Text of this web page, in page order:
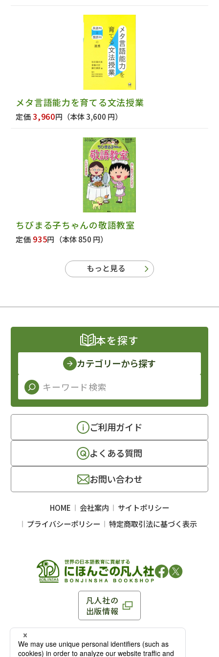
メタ言語能力を育てる文法授業
定価3,960円 （本体 3,600 円）
ちびまる子ちゃんの敬語教室
定価 935円 （本体 850 円）
もっと見る
凡人社の
出版情報
〒102-0093 東京都千代田区平河町 1-3-13 8F
TEL：03-3263-3959／FAX：03-3263-3116
本を探す
カテゴリーから探す
ご利用ガイド
よくある質問
お問い合わせ
HOME 会社案内
サイトポリシー
プライバシーポリシー
特定商取引法に基づく表示